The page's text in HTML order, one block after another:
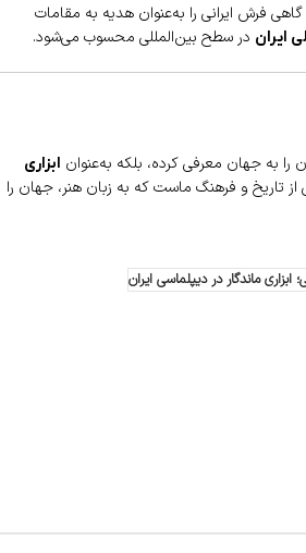
فرش ایرانی را به‌عنوان هدیه به مقامات
ایران در سطح بین‌المللی محسوب می‌شود.
را به جهان معرفی کرده، بلکه به‌عنوان ابزاری
تاریخ و فرهنگ ماست که به زبان هنر، جهان را
ابزاری ماندگار در دیپلماسی ایران